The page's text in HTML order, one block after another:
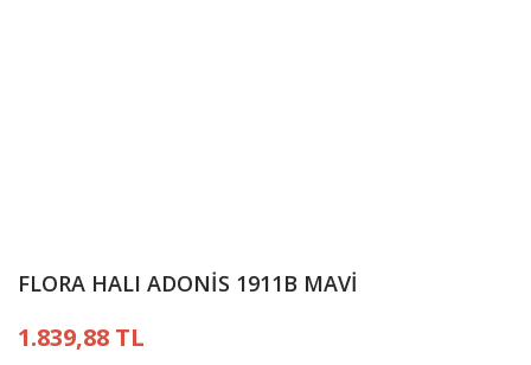
FLORA HALI ADONİS 1911B MAVİ
1.839,88 TL